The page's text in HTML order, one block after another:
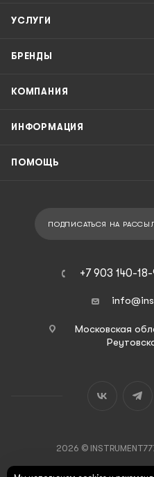
УСЛУГИ
БРЕНДЫ
КОМПАНИЯ
ИНФОРМАЦИЯ
ПОМОЩЬ
ПОДПИСАТЬСЯ НА
+7 903 140-
Московская
2026 ©